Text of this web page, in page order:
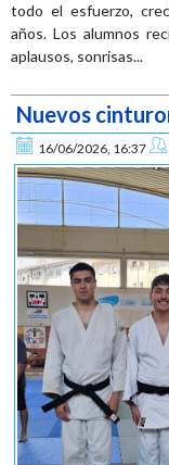
todo el esfuerzo,
años. Los alumnos
aplausos, sonrisas...
Nuevos
16/06/2026, 16:37